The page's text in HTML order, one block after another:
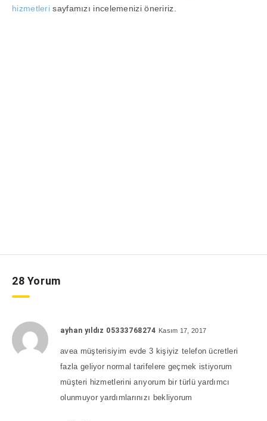
hizmetleri sayfamızı incelemenizi öneririz.
28 Yorum
ayhan yıldız 05333768274 Kasım 17, 2017
avea müşterisiyim evde 3 kişiyiz telefon ücretleri
fazla geliyor normal tarifelere geçmek istiyorum
müşteri hizmetlerini arıyorum bir türlü yardımcı
olunmuyor yardımlarınızı bekliyorum